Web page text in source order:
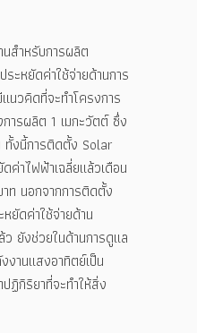
สำหรับการผลิต
ระหยัดค่าใช้จ่ายด้านการ
นวคิดที่จะทำโครงการ
ารผลิต 1 เมกะวัตต์ ซึ่ง
ทั้งนี้การติดตั้ง Solar
ค่าไฟฟ้าเฉลี่ยแล้วเดือน
นอกจากการติดตั้ง
ยัดค่าใช้จ่ายด้าน
ยังช่วยในด้านการดูแล
านแสงอาทิตย์เป็น
ฏิกิริยาที่จะทำให้สิ่ง